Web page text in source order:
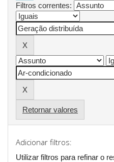
Filtros correntes:
Retornar valores
Adicionar filtros:
Utilizar filtros para refinar o